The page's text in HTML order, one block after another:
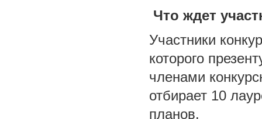
Что ждет
Участники
которого
членами
отбирает 10
планов.